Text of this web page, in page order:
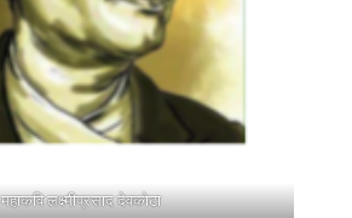
महाकवि लक्ष्मीप्रसाद देवकोटा